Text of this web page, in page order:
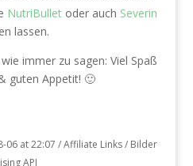
NutriBulletoder auch Severin
lassen.
immer zu sagen: Viel Spaß
guten Appetit! 🙂
06 at 22:07 / Affiliate Links / Bilder
API